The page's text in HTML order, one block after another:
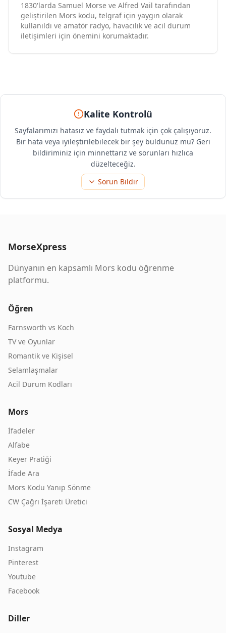
1830'larda Samuel Morse ve Alfred Vail tarafından
geliştirilen Mors kodu, telgraf için yaygın olarak
kullanıldı ve amatör radyo, havacılık ve acil durum
iletişimleri için önemini korumaktadır.
Kalite Kontrolü
Sayfalarımızı hatasız ve faydalı tutmak için çok çalışıyoruz.
Bir hata veya iyileştirilebilecek bir şey buldunuz mu? Geri
bildiriminiz için minnettarız ve sorunları hızlıca
düzelteceğiz.
Sorun Bildir
MorseXpress
Dünyanın en kapsamlı Mors kodu öğrenme
platformu.
Öğren
Farnsworth vs Koch
TV ve Oyunlar
Romantik ve Kişisel
Selamlaşmalar
Acil Durum Kodları
Mors
İfadeler
Alfabe
Keyer Pratiği
İfade Ara
Mors Kodu Yanıp Sönme
CW Çağrı İşareti Üretici
Sosyal Medya
Instagram
Pinterest
Youtube
Facebook
Diller